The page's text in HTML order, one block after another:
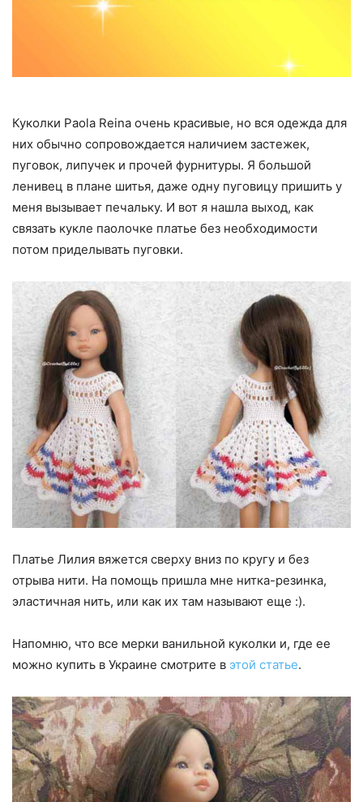
Куколки Paola Reina очень красивые, но вся одежда для
них обычно сопровождается наличием застежек,
пуговок, липучек и прочей фурнитуры. Я большой
ленивец в плане шитья, даже одну пуговицу пришить у
меня вызывает печальку. И вот я нашла выход, как
связать кукле паолочке платье без необходимости
потом приделывать пуговки.
Платье Лилия вяжется сверху вниз по кругу и без
отрыва нити. На помощь пришла мне нитка-резинка,
эластичная нить, или как их там называют еще :).
Напомню, что все мерки ванильной куколки и, где ее
можно купить в Украине смотрите в этой статье.